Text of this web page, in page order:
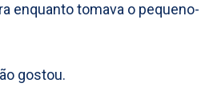
enquanto tomava o pequeno-
gostou.